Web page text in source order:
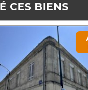
CES BIENS